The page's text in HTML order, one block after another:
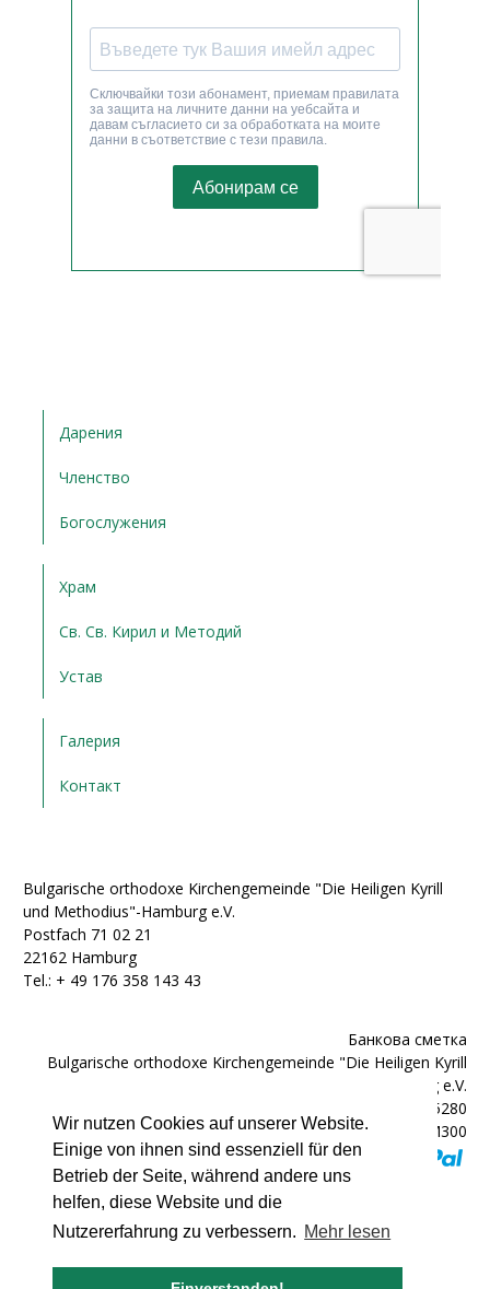
Wir nutzen Cookies auf unserer Website.
Einige von ihnen sind essenziell für den
Betrieb der Seite, während andere uns
helfen, diese Website und die
Nutzererfahrung zu verbessern. Mehr lesen
Дарения
Членство
Богослужения
Храм
Св. Св. Кирил и Методий
Устав
Галерия
Контакт
Bulgarische orthodoxe Kirchengemeinde "Die Heiligen Kyrill
und Methodius"-Hamburg e.V.
Postfach 71 02 21
22162 Hamburg
Tel.: + ‭49 176 358 143 43‬
Банкова сметка
Bulgarische orthodoxe Kirchengemeinde "Die Heiligen Kyrill
und Methodius"-Hamburg e.V.
IBAN: DE92200300000602025280
BIC: HYVEDEMM300
© 2007 - 2026 bulgarische-kirche.de